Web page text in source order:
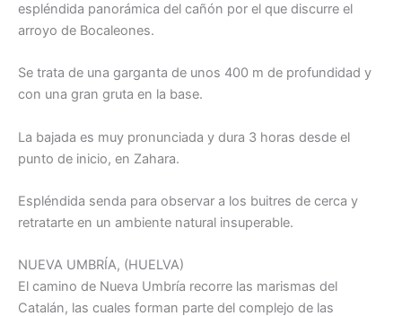
espléndida panorámica del cañón por el que discurre el
arroyo de Bocaleones.
Se trata de una garganta de unos 400 m de profundidad y
con una gran gruta en la base.
La bajada es muy pronunciada y dura 3 horas desde el
punto de inicio, en Zahara.
Espléndida senda para observar a los buitres de cerca y
retratarte en un ambiente natural insuperable.
NUEVA UMBRÍA, (HUELVA)
El camino de Nueva Umbría recorre las marismas del
Catalán, las cuales forman parte del complejo de las